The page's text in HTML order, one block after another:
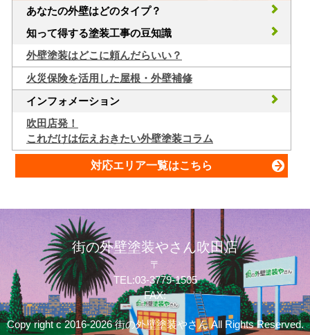
あなたの外壁はどのタイプ？
知って得する塗装工事の豆知識
外壁塗装はどこに頼んだらいい？
火災保険を活用した屋根・外壁補修
インフォメーション
吹田店発！
これだけは伝えおきたい外壁塗装コラム
対応エリア一覧はこちら
街の外壁塗装やさん吹田店
〒
TEL:03-3779-1505
FAX:
Copy right c 2016-2026 街の外壁塗装やさん All Rights Reserved.